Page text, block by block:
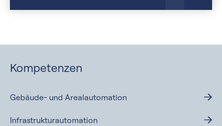
Kompetenzen
Gebäude- und Arealautomation
Infrastrukturautomation